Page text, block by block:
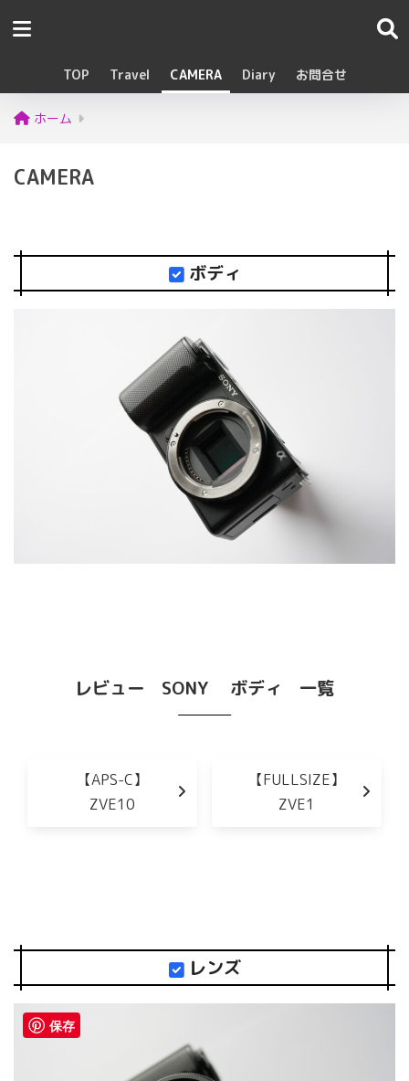
TOP Travel CAMERA Diary お問合せ
ホーム
CAMERA
ボディ
レビュー SONY ボディ 一覧
【APS-C】
ZVE10
【FULLSIZE】
ZVE1
レンズ
保存